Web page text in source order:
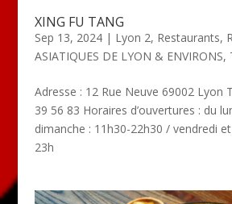
XING FU TANG
Sep 13, 2024| Lyon 2, Restaurants,
ASIATIQUES DE LYON & ENVIRONS,
Adresse : 12 Rue Neuve 69002 Lyon
39 56 83 Horaires d’ouvertures : du
dimanche : 11h30-22h30 / vendredi
23h